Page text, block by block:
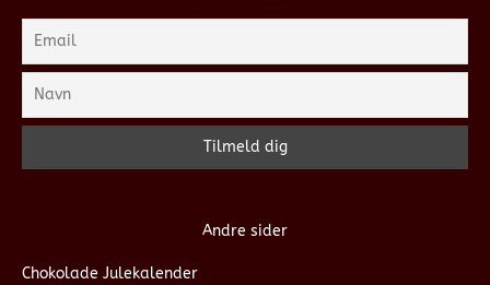
Andre sider
Chokolade Julekalender